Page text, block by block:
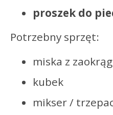
proszek do
Potrzebny sprzęt:
miska z
kubek
mikser /